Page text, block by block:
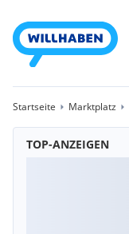
Startseite Marktplatz
TOP-ANZEIGEN